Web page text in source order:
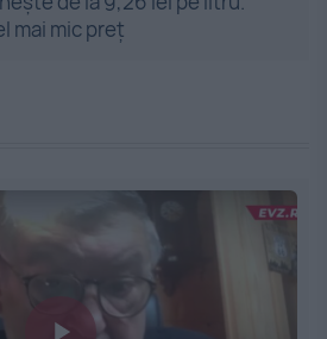
mai mic preț